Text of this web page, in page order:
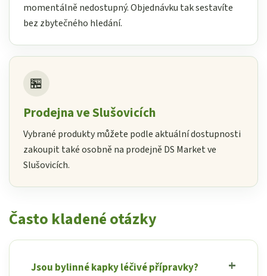
momentálně nedostupný. Objednávku tak sestavíte
bez zbytečného hledání.
🏪
Prodejna ve Slušovicích
Vybrané produkty můžete podle aktuální dostupnosti
zakoupit také osobně na prodejně DS Market ve
Slušovicích.
Často kladené otázky
Jsou bylinné kapky léčivé přípravky?